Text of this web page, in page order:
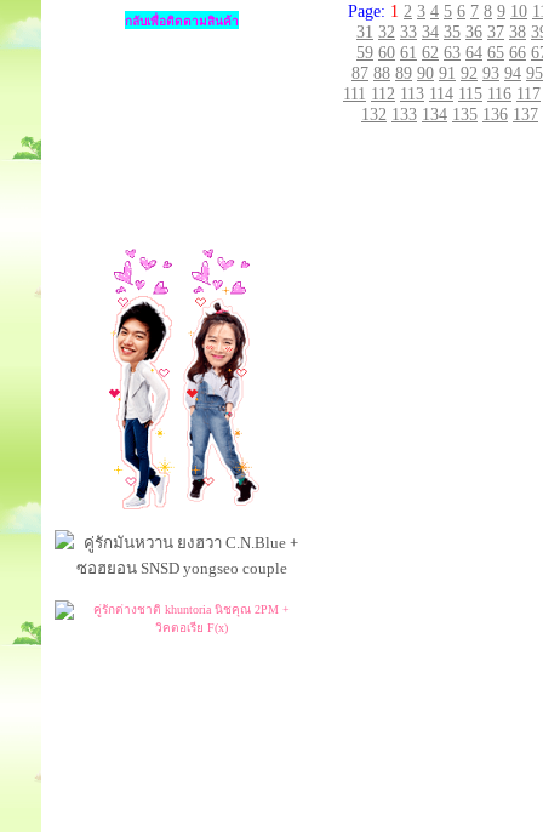
กลับเพื่อติดตามสินค้า
Page: 1 2 3 4 5 6 7 8 9 10
31 32 33 34 35 36 37 38
59 60 61 62 63 64 65 66
87 88 89 90 91 92 93 94 95
111 112 113 114 115 116 117
132 133 134 135 136 137